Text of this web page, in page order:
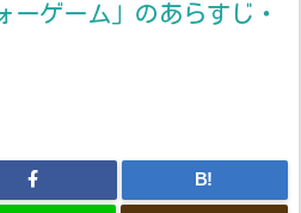
ーゲーム」のあらすじ・
B!